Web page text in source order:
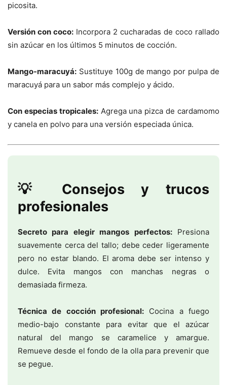
picosita.
Versión con coco: Incorpora 2 cucharadas de coco rallado
sin azúcar en los últimos 5 minutos de cocción.
Mango-maracuyá: Sustituye 100g de mango por pulpa de
maracuyá para un sabor más complejo y ácido.
Con especias tropicales:Agrega una pizca de cardamomo
y canela en polvo para una versión especiada única.
💡 Consejos y trucos
profesionales
Secreto para elegir mangos perfectos:Presiona
suavemente cerca del tallo; debe ceder ligeramente
pero no estar blando. El aroma debe ser intenso y
dulce. Evita mangos con manchas negras o
demasiada firmeza.
Técnica de cocción profesional: Cocina a fuego
medio-bajo constante para evitar que el azúcar
natural del mango se caramelice y amargue.
Remueve desde el fondo de la olla para prevenir que
se pegue.